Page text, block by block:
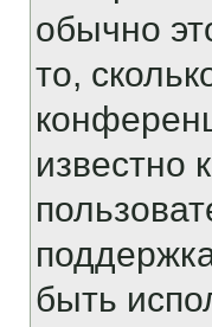
обычно
то,
известно
быть